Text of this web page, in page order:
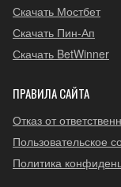
Скачать Мостбет
Скачать Пин-Ап
Скачать BetWinner
ПРАВИЛА САЙТА
Отказ от
Пользовательское
Политика